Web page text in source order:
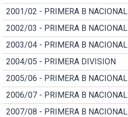
2001/02 - PRIMERA B NACIONAL
2002/03 - PRIMERA B NACIONAL
2003/04 - PRIMERA B NACIONAL
2004/05 - PRIMERA DIVISION
2005/06 - PRIMERA B NACIONAL
2006/07 - PRIMERA B NACIONAL
2007/08 - PRIMERA B NACIONAL